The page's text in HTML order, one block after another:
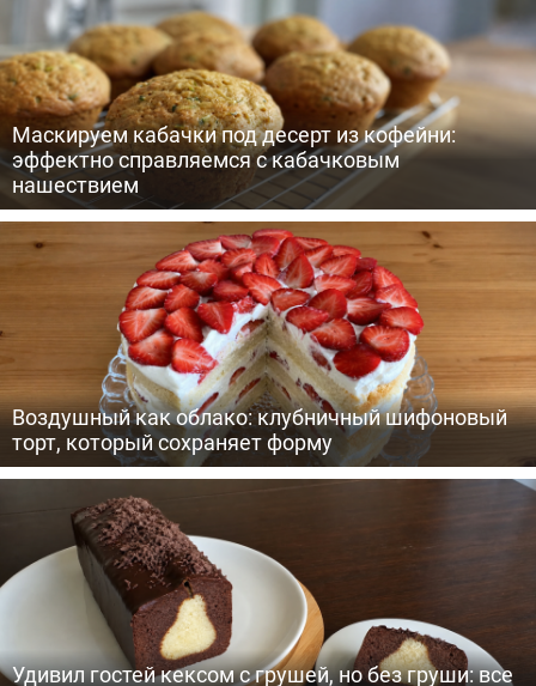
Маскируем кабачки под десерт из кофейни:
эффектно справляемся с кабачковым
нашествием
Воздушный как облако: клубничный шифоновый
торт, который сохраняет форму
Удивил гостей кексом с грушей, но без груши: все